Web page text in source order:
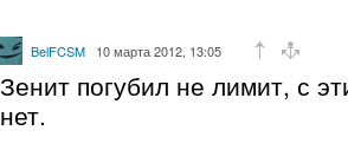
BelFCSM 10 марта 2012, 13:05
Зенит погубил не лимит, с
нет.